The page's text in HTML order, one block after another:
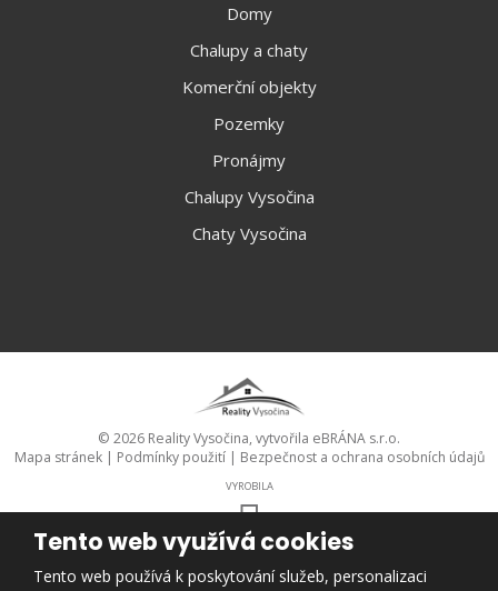
Domy
Chalupy a chaty
Komerční objekty
Pozemky
Pronájmy
Chalupy Vysočina
Chaty Vysočina
© 2026 Reality Vysočina, vytvořila eBRÁNA s.r.o.
Mapa stránek | Podmínky použití | Bezpečnost a ochrana osobních údajů
VYROBILA
Tento web je chráněn pomocí Google ReCAPTCHA a platí pro něj
Tento web využívá cookies
Tento web používá k poskytování služeb, personalizaci